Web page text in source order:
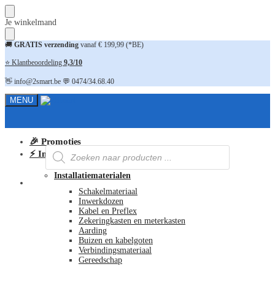
Skip
to
navigation
Skip
to
content
Je winkelmand
🚚 GRATIS verzending vanaf € 199,99 (*BE)
⭐ Klantbeoordeling 9,3/10
👋 info@2smart.be 💬 0474/34.68.40
MENU
Producten
zoeken
🎉 Promoties
⚡ Installatiematerialen
Installatiematerialen
Schakelmateriaal
Inwerkdozen
Kabel en Preflex
Zekeringkasten en meterkasten
Aarding
Buizen en kabelgoten
Verbindingsmateriaal
Gereedschap